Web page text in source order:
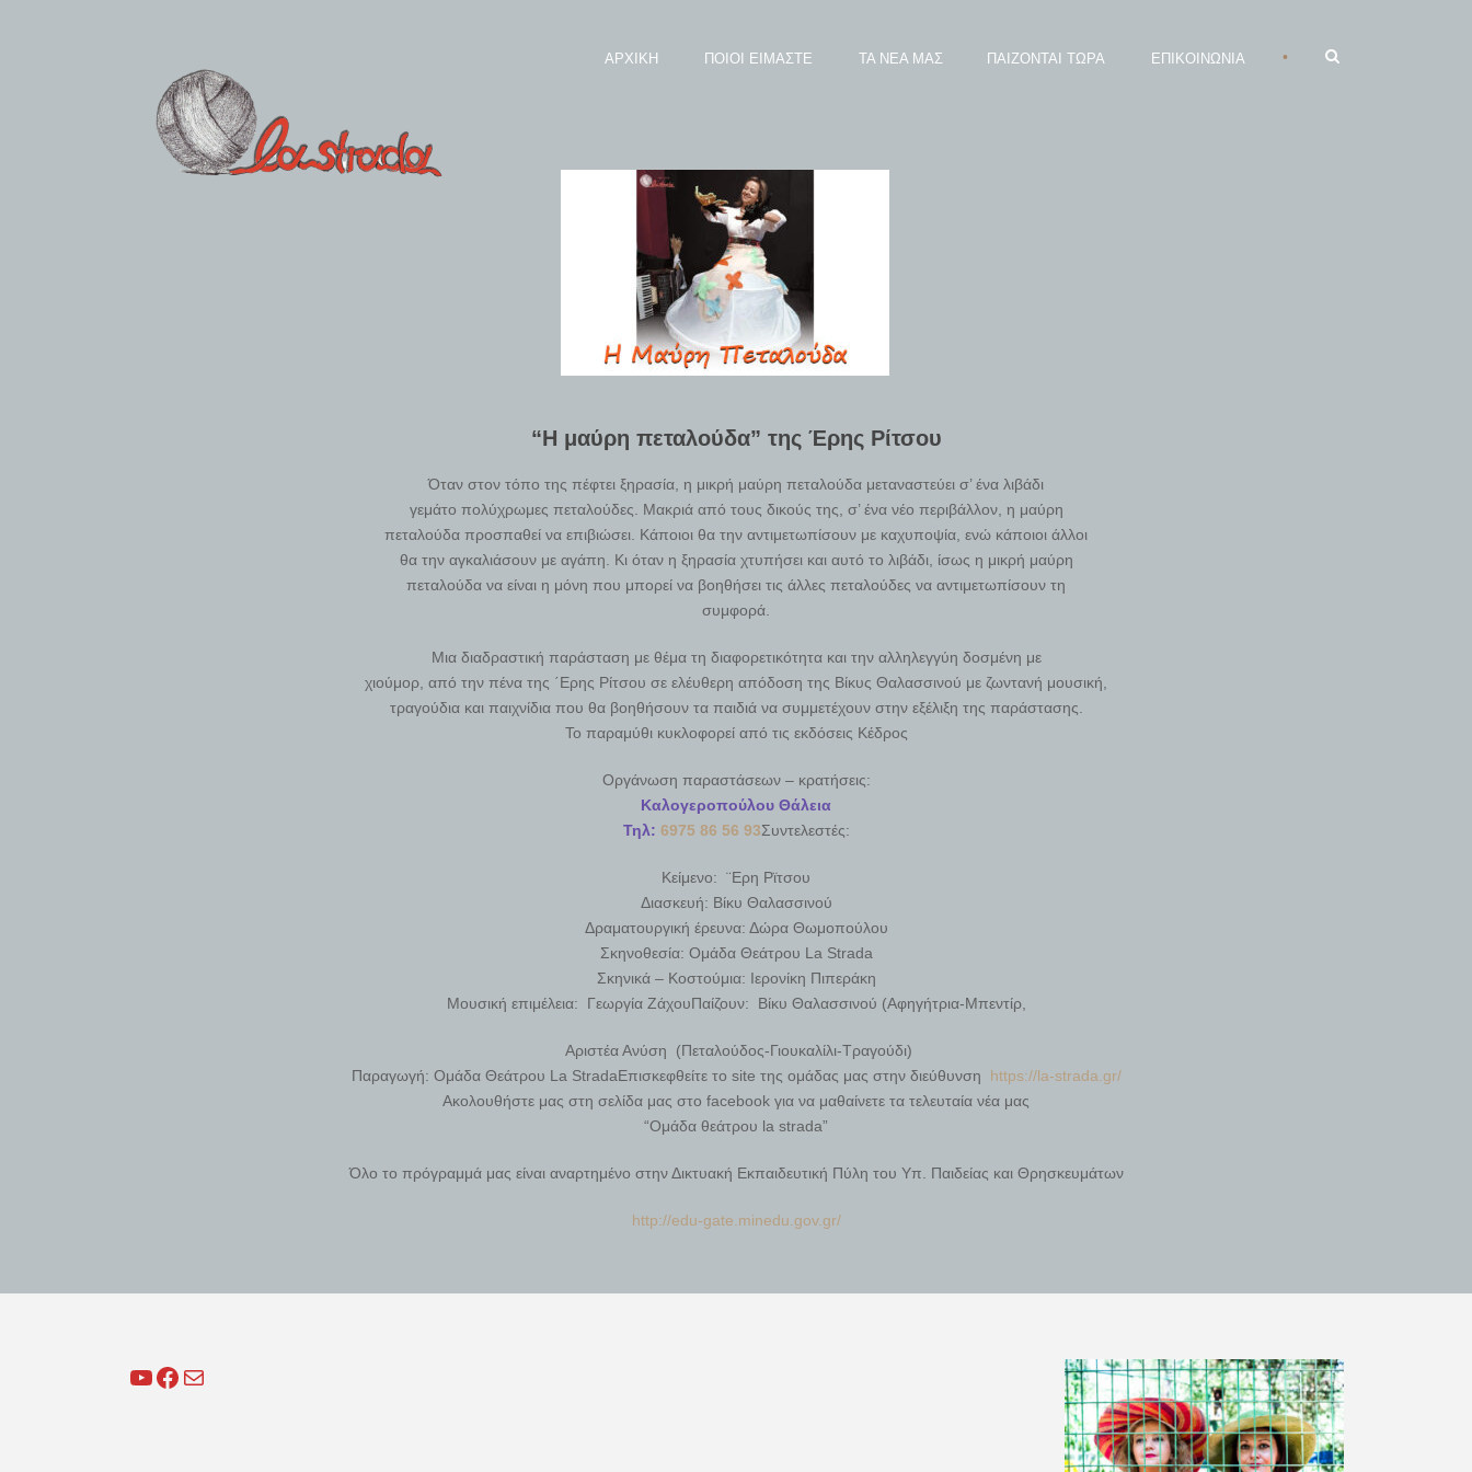
ΑΡΧΙΚΗ ΠΟΙΟΙ ΕΙΜΑΣΤΕ ΤΑ ΝΕΑ ΜΑΣ ΠΑΙΖΟΝΤΑΙ ΤΩΡΑ ΕΠΙΚΟΙΝΩΝΙΑ •
“Η μαύρη πεταλούδα” της Έρης Ρίτσου
Όταν στον τόπο της πέφτει ξηρασία, η μικρή μαύρη πεταλούδα μεταναστεύει σ’ ένα λιβάδι
γεμάτο πολύχρωμες πεταλούδες. Μακριά από τους δικούς της, σ’ ένα νέο περιβάλλον, η μαύρη
πεταλούδα προσπαθεί να επιβιώσει. Κάποιοι θα την αντιμετωπίσουν με καχυποψία, ενώ κάποιοι άλλοι
θα την αγκαλιάσουν με αγάπη. Κι όταν η ξηρασία χτυπήσει και αυτό το λιβάδι, ίσως η μικρή μαύρη
πεταλούδα να είναι η μόνη που μπορεί να βοηθήσει τις άλλες πεταλούδες να αντιμετωπίσουν τη
συμφορά.
Μια διαδραστική παράσταση με θέμα τη διαφορετικότητα και την αλληλεγγύη δοσμένη με
χιούμορ, από την πένα της ΄Ερης Ρίτσου σε ελέυθερη απόδοση της Βίκυς Θαλασσινού με ζωντανή μουσική,
τραγούδια και παιχνίδια που θα βοηθήσουν τα παιδιά να συμμετέχουν στην εξέλιξη της παράστασης.
Το παραμύθι κυκλοφορεί από τις εκδόσεις Κέδρος
Οργάνωση παραστάσεων – κρατήσεις:
Καλογεροπούλου Θάλεια
Τηλ: 6975 86 56 93Συντελεστές:
Κείμενο: ¨Ερη Ρϊτσου
Διασκευή: Βίκυ Θαλασσινού
Δραματουργική έρευνα: Δώρα Θωμοπούλου
Σκηνοθεσία: Ομάδα Θεάτρου La Strada
Σκηνικά – Κοστούμια: Ιερονίκη Πιπεράκη
Μουσική επιμέλεια: Γεωργία ΖάχουΠαίζουν: Βίκυ Θαλασσινού (Αφηγήτρια-Μπεντίρ,
Αριστέα Ανύση (Πεταλούδος-Γιουκαλίλι-Τραγούδι)
Παραγωγή: Ομάδα Θεάτρου La StradaΕπισκεφθείτε το site της ομάδας μας στην διεύθυνση https://la-strada.gr/
Ακολουθήστε μας στη σελίδα μας στο facebook για να μαθαίνετε τα τελευταία νέα μας
“Oμάδα θεάτρου la strada”
Όλο το πρόγραμμά μας είναι αναρτημένο στην Δικτυακή Εκπαιδευτική Πύλη του Υπ. Παιδείας και Θρησκευμάτων
http://edu-gate.minedu.gov.gr/
YouTube
Facebook
Mail